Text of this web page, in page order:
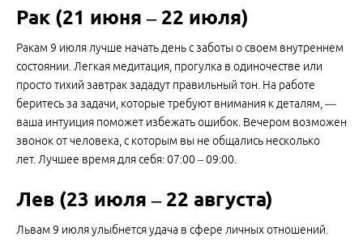
Рак (21 июня – 22 июля)
Ракам 9 июля лучше начать день с заботы о своем внутреннем
состоянии. Легкая медитация, прогулка в одиночестве или
просто тихий завтрак зададут правильный тон. На работе
беритесь за задачи, которые требуют внимания к деталям, —
ваша интуиция поможет избежать ошибок. Вечером возможен
звонок от человека, с которым вы не общались несколько
лет. Лучшее время для себя: 07:00 – 09:00.
Лев (23 июля – 22 августа)
Львам 9 июля улыбнется удача в сфере личных отношений.